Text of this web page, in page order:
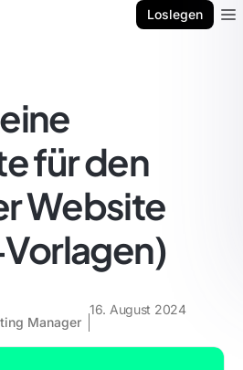
Loslegen
für den
Website
Manager
16. August 2024